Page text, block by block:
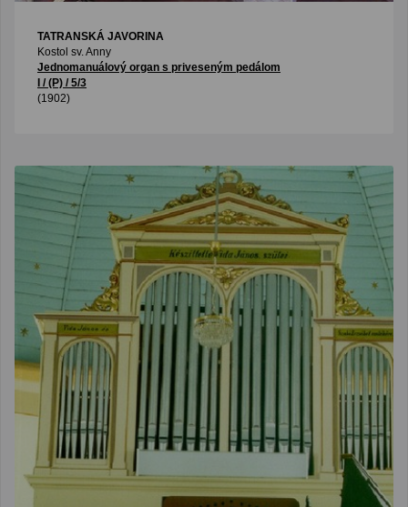
TATRANSKÁ JAVORINA
Kostol sv. Anny
Jednomanuálový organ s priveseným pedálom
I / (P) / 5/3
(1902)